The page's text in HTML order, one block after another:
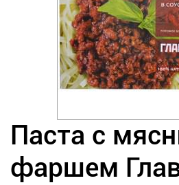
Паста с
фаршем